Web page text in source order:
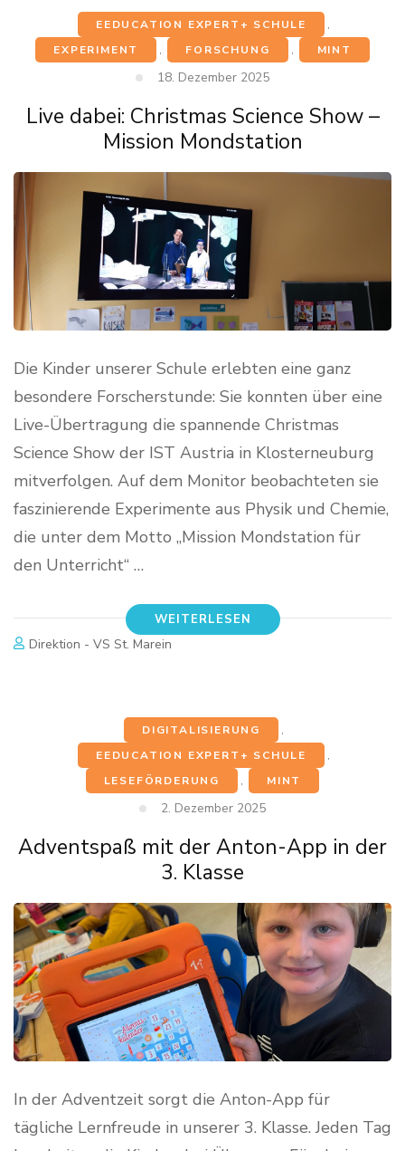
EEDUCATION EXPERT+ SCHULE
,
EXPERIMENT
, FORSCHUNG , MINT
18. Dezember 2025
Live dabei: Christmas Science Show –
Mission Mondstation
Die Kinder unserer Schule erlebten eine ganz
besondere Forscherstunde: Sie konnten über eine
Live-Übertragung die spannende Christmas
Science Show der IST Austria in Klosterneuburg
mitverfolgen. Auf dem Monitor beobachteten sie
faszinierende Experimente aus Physik und Chemie,
die unter dem Motto „Mission Mondstation für
den Unterricht“ …
WEITERLESEN
Direktion - VS St. Marein
DIGITALISIERUNG
,
EEDUCATION EXPERT+ SCHULE
,
LESEFÖRDERUNG
, MINT
2. Dezember 2025
Adventspaß mit der Anton-App in der
3. Klasse
In der Adventzeit sorgt die Anton-App für
tägliche Lernfreude in unserer 3. Klasse. Jeden Tag